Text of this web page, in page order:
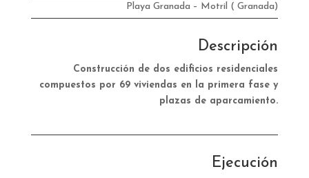
Playa Granada – Motril ( Granada)
Descripción
Construcción de dos edificios residenciales
compuestos por 69 viviendas en la primera fase y
plazas de aparcamiento.
Ejecución